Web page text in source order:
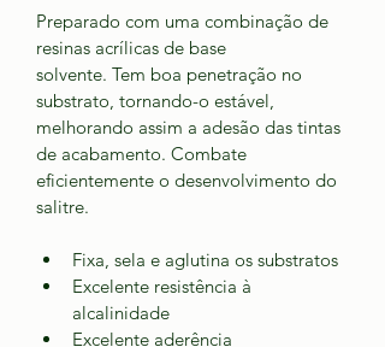
Preparado com uma combinação de
resinas acrílicas de base
solvente. Tem boa penetração no
substrato, tornando-o estável,
melhorando assim a adesão das tintas
de acabamento. Combate
eficientemente o desenvolvimento do
salitre.
Fixa, sela e aglutina os substratos
Excelente resistência à
alcalinidade
Excelente aderência